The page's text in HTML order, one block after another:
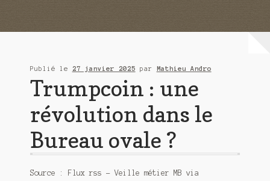
Publié le 27 janvier 2025 par Mathieu Andro
Trumpcoin : une
révolution dans le
Bureau ovale ?
Source : Flux rss – Veille métier MB via